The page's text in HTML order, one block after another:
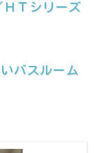
ＨＴシリーズ
バスルーム